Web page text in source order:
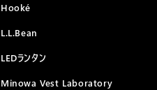
Hooké
L.L.Bean
LEDランタン
Minowa Vest Laboratory